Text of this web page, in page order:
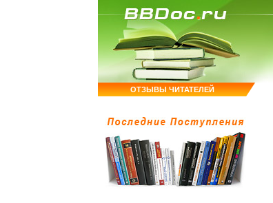
ОТЗЫВЫ ЧИТАТЕЛЕЙ